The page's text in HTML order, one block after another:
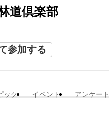
道倶楽部
参加する
ック イベント アンケート